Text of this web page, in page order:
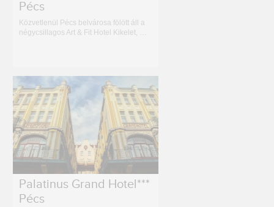
Pécs
Közvetlenül Pécs belvárosa fölött áll a
négycsillagos Art & Fit Hotel Kikelet, …
Palatinus Grand Hotel***
Pécs